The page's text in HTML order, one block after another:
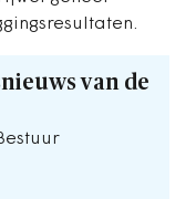
van de